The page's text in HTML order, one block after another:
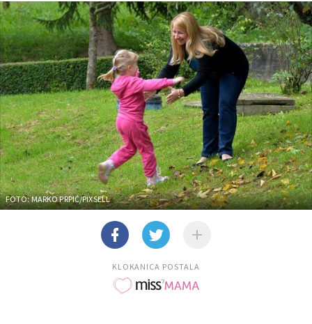
FOTO: MARKO PRPIĆ/PIXSELL
KLOKANICA POSTALA